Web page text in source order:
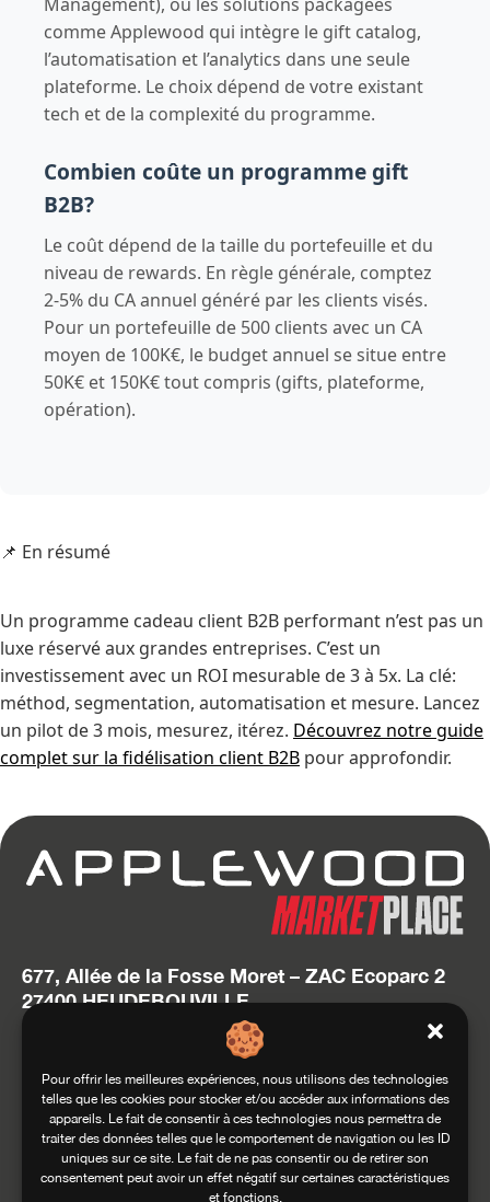
Pour offrir les meilleures expériences, nous utilisons des technologies
telles que les cookies pour stocker et/ou accéder aux informations des
appareils. Le fait de consentir à ces technologies nous permettra de
traiter des données telles que le comportement de navigation ou les ID
uniques sur ce site. Le fait de ne pas consentir ou de retirer son
consentement peut avoir un effet négatif sur certaines caractéristiques
et fonctions.
comme Applewood qui intègre le gift catalog,
l’automatisation et l’analytics dans une seule
plateforme. Le choix dépend de votre existant
tech et de la complexité du programme.
Combien coûte un programme gift
B2B?
Le coût dépend de la taille du portefeuille et du
niveau de rewards. En règle générale, comptez
2-5% du CA annuel généré par les clients visés.
Pour un portefeuille de 500 clients avec un CA
moyen de 100K€, le budget annuel se situe entre
50K€ et 150K€ tout compris (gifts, plateforme,
opération).
📌 En résumé
Un programme cadeau client B2B performant n’est pas un
luxe réservé aux grandes entreprises. C’est un
investissement avec un ROI mesurable de 3 à 5x. La clé:
méthod, segmentation, automatisation et mesure. Lancez
un pilot de 3 mois, mesurez, itérez. Découvrez notre guide
complet sur la fidélisation client B2B pour approfondir.
677, Allée de la Fosse Moret – ZAC Ecoparc 2
27400 HEUDEBOUVILLE
hello@applewood.fr
Accédez au site Squadra Group